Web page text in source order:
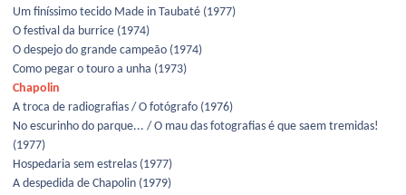
Um finíssimo tecido Made in Taubaté (1977)
O festival da burrice (1974)
O despejo do grande campeão (1974)
Como pegar o touro a unha (1973)
Chapolin
A troca de radiografias / O fotógrafo (1976)
No escurinho do parque... / O mau das fotografias é que saem tremidas!
(1977)
Hospedaria sem estrelas (1977)
A despedida de Chapolin (1979)